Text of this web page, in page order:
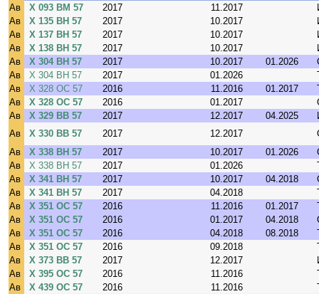
Ав Х 093 ВМ 57 2017 11.2017
Ав
Х 135 ВН 57 2017 10.2017
Ав
Х 137 ВН 57 2017 10.2017
Ав
Х 138 ВН 57 2017 10.2017
Ав
Х 304 ВН 57 2017 10.2017 01.2026
Ав
Х 304 ВН 57 2017 01.2026
Ав
Х 328 ОС 57 2016 11.2016 01.2017
Ав
Х 328 ОС 57 2016 01.2017
Ав
Х 329 ВВ 57 2017 12.2017 04.2025
Ав
Х 330 ВВ 57 2017 12.2017
Ав
Х 338 ВН 57 2017 10.2017 01.2026
Ав
Х 338 ВН 57 2017 01.2026
Ав
Х 341 ВН 57 2017 10.2017 04.2018
Ав
Х 341 ВН 57 2017 04.2018
Ав
Х 351 ОС 57 2016 11.2016 01.2017
Ав
Х 351 ОС 57 2016 01.2017 04.2018
Ав
Х 351 ОС 57 2016 04.2018 08.2018
Ав
Х 351 ОС 57 2016 09.2018
Ав
Х 373 ВВ 57 2017 12.2017
Ав
Х 395 ОС 57 2016 11.2016
Ав
Х 439 ОС 57 2016 11.2016